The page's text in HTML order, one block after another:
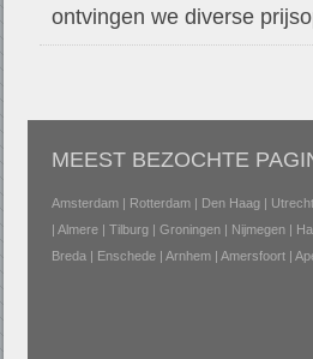
ontvingen we diverse
MEEST BEZOCHTE
Amsterdam | Rotterdam | Den Haag | Utrecht
| Almere | Tilburg | Groningen | Nijmegen |
Breda | Enschede | Arnhem | Amersfoort |